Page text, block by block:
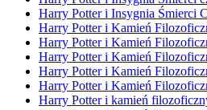
Harry Potter i Insygnia Śmierci
Harry Potter i Kamień
Harry Potter i Kamień
Harry Potter i Kamień
Harry Potter i Kamień
Harry Potter i Kamień
Harry Potter i kamień